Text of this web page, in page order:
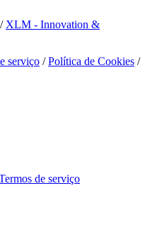
/ XLM - Innovation &
serviço /Política de Cookies /
de serviço